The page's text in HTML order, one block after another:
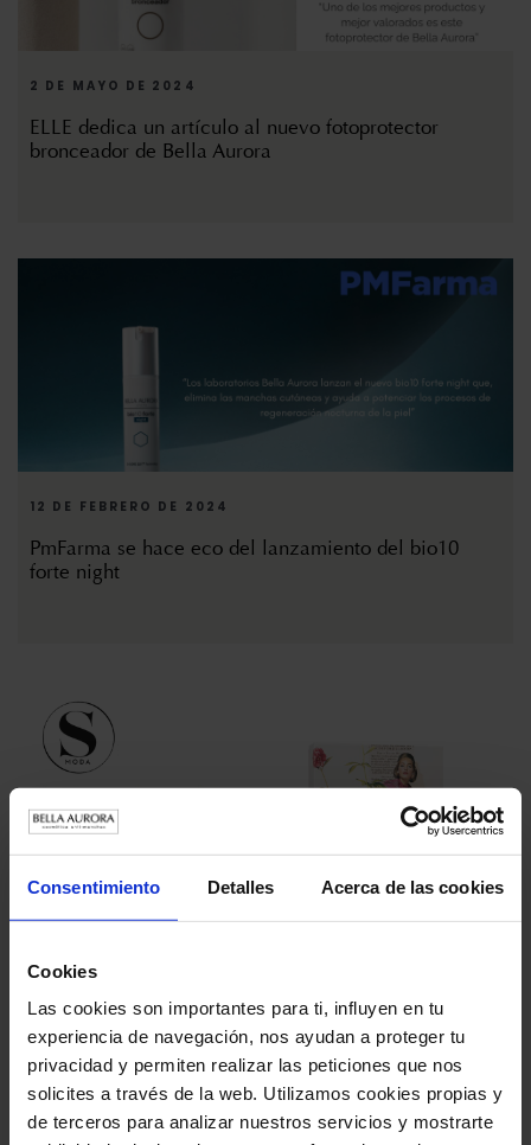
Consentimiento Detalles Acerca de las cookies
Cookies
Las cookies son importantes para ti, influyen en tu
experiencia de navegación, nos ayudan a proteger tu
privacidad y permiten realizar las peticiones que nos
solicites a través de la web. Utilizamos cookies propias y
de terceros para analizar nuestros servicios y mostrarte
2 DE MAYO DE 2024
ELLE dedica un artículo al nuevo fotoprotector
bronceador de Bella Aurora
12 DE FEBRERO DE 2024
PmFarma se hace eco del lanzamiento del bio10
forte night
4 DE ENERO DE 2024
SModa, de El País, elige los packs navideños de Bella